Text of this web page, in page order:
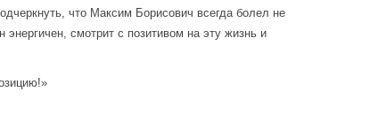
что Максим Борисович всегда болел не
энергичен, смотрит с позитивом на эту жизнь и